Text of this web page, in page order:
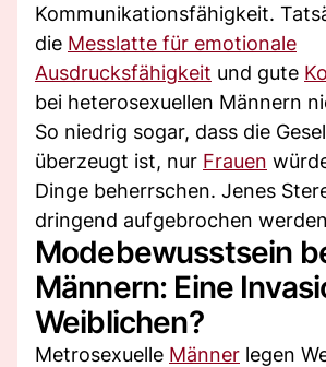
Kommunikationsfähigkeit.
die Messlatte für emotionale
Ausdrucksfähigkeit und gute
bei heterosexuellen Männern
So niedrig sogar, dass die
überzeugt ist, nur Frauen
Dinge beherrschen. Jenes
dringend aufgebrochen
Modebewusstsein
Männern: Eine
Weiblichen?
Metrosexuelle Männer legen